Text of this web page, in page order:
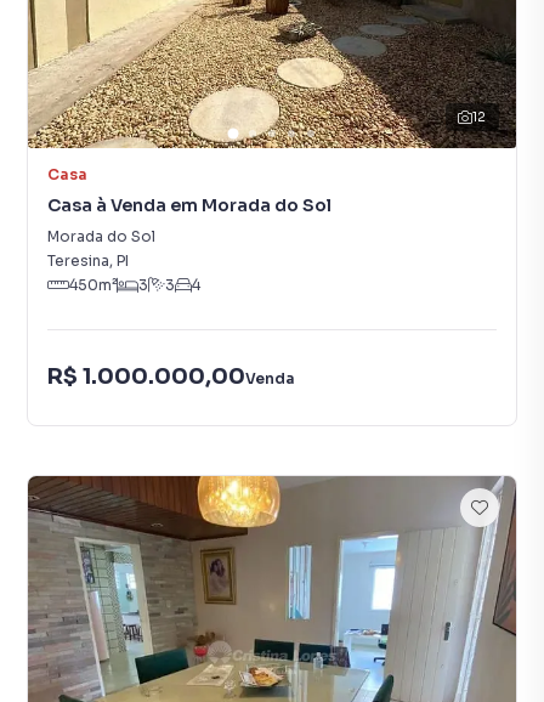
12
Casa
Casa à Venda em Morada do Sol
Morada do Sol
Teresina, PI
450m² 3 3 4
R$ 1.000.000,00Venda